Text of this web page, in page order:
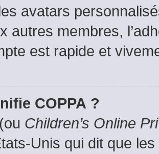
avatars
autres membres,
est rapide et
COPPA ?
Children’s Online
Unis qui dit que